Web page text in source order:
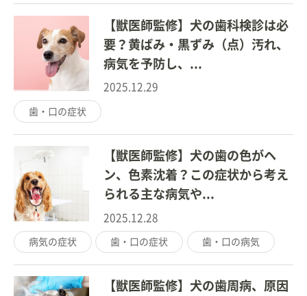
【獣医師監修】犬の歯科検診は必
要？黄ばみ・黒ずみ（点）汚れ、
病気を予防し、...
2025.12.29
歯・口の症状
【獣医師監修】犬の歯の色がヘ
ン、色素沈着？この症状から考え
られる主な病気や...
2025.12.28
病気の症状 歯・口の症状 歯・口の病気
【獣医師監修】犬の歯周病、原因